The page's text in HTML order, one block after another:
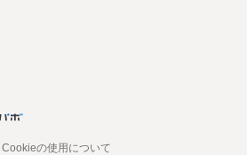
Cookieの使用について